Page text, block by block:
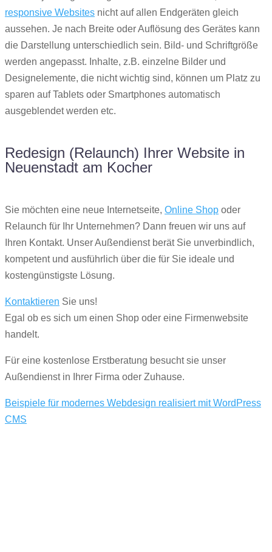
responsive Websites nicht auf allen Endgeräten gleich
aussehen. Je nach Breite oder Auflösung des Gerätes kann
die Darstellung unterschiedlich sein. Bild- und Schriftgröße
werden angepasst. Inhalte, z.B. einzelne Bilder und
Designelemente, die nicht wichtig sind, können um Platz zu
sparen auf Tablets oder Smartphones automatisch
ausgeblendet werden etc.
Redesign (Relaunch) Ihrer Website in
Neuenstadt am Kocher
Sie möchten eine neue Internetseite, Online Shop oder
Relaunch für Ihr Unternehmen? Dann freuen wir uns auf
Ihren Kontakt. Unser Außendienst berät Sie unverbindlich,
kompetent und ausführlich über die für Sie ideale und
kostengünstigste Lösung.
Kontaktieren Sie uns!
Egal ob es sich um einen Shop oder eine Firmenwebsite
handelt.
Für eine kostenlose Erstberatung besucht sie unser
Außendienst in Ihrer Firma oder Zuhause.
Beispiele für modernes Webdesign realisiert mit WordPress
CMS